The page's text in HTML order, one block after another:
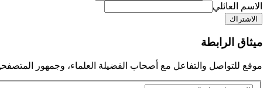
الاسم العائلي
ميثاق الرابطة
موقع للتواصل والتفاعل مع أصحاب الفضيلة العلماء، وجمهور